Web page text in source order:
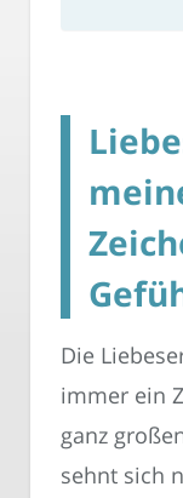
Die
immer ein
ganz
sehnt sich